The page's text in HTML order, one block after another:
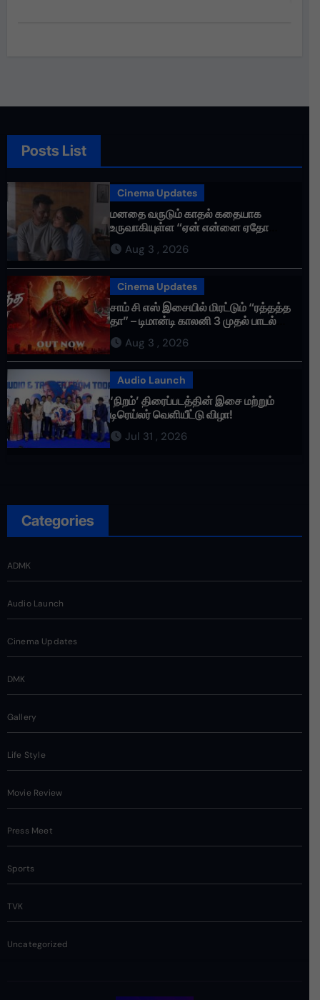
Posts List
Cinema Updates
மனதை வருடும் காதல் கதையாக
உருவாகியுள்ள “ஏன் என்னை ஏதோ
செய்தாய்” – டீசர் வெளியானது !
Aug 3 , 2026
Cinema Updates
சாம் சி எஸ் இசையில் மிரட்டும் “ரத்தத்த
தா” – டிமான்டி காலனி 3 முதல் பாடல்
ரசிகர்களை கவர்ந்து வருகிறது!
Aug 3 , 2026
Audio Launch
‘நிறம்’ திரைப்படத்தின் இசை மற்றும்
டிரெய்லர் வெளியீட்டு விழா!
Jul 31 , 2026
Categories
ADMK
Audio Launch
Cinema Updates
DMK
Gallery
Life Style
Movie Review
Press Meet
Sports
TVK
Uncategorized